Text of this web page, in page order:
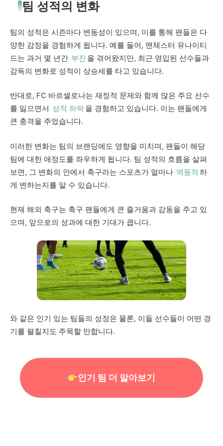
팀 성적의 변화
팀의 성적은 시즌마다 변동성이 있으며, 이를 통해 팬들은 다
양한 감정을 경험하게 됩니다. 예를 들어, 맨체스터 유나이티
드는 과거 몇 년간 부진 을 겪어왔지만, 최근 영입된 선수들과
감독의 변화로 성적이 상승세를 타고 있습니다.
반대로, FC 바르셀로나는 재정적 문제와 함께 많은 주요 선수
를 잃으면서 성적 하락을 경험하고 있습니다. 이는 팬들에게
큰 충격을 주었습니다.
이러한 변화는 팀의 브랜딩에도 영향을 미치며, 팬들이 해당
팀에 대한 애정도를 좌우하게 됩니다. 팀 성적의 흐름을 살펴
보면, 그 변화의 안에서 축구라는 스포츠가 얼마나 역동적 하
게 변하는지를 알 수 있습니다.
현재 해외 축구는 축구 팬들에게 큰 즐거움과 감동을 주고 있
으며, 앞으로의 성과에 대한 기대가 큽니다.
와 같은 인기 있는 팀들의 성장은 물론, 이들 선수들이 어떤 경
기를 펼칠지도 주목할 만합니다.
인기 팀 더 알아보기